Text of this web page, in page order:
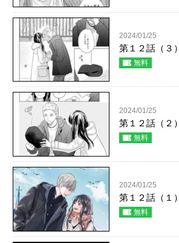
2024/01/25
第１２話（３）
無料
2024/01/25
第１２話（２）
無料
2024/01/25
第１２話（１）
無料